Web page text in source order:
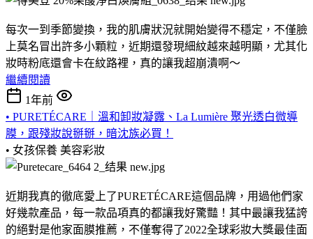
每次一到季節變換，我的肌膚狀況就開始變得不穩定，不僅臉
上莫名冒出許多小顆粒，近期還發現細紋越來越明顯，尤其化
妝時粉底還會卡在紋路裡，真的讓我超崩潰啊～
繼續閱讀
1年前
• PURETÉCARE｜溫和卸妝凝露、La Lumière 聚光透白微導
膜，跟殘妝說掰掰，暗沈族必買！
• 女孩保養 美容彩妝
近期我真的徹底愛上了PURETÉCARE這個品牌，用過他們家
好幾款產品，每一款品項真的都讓我好驚豔！其中最讓我猛誇
的絕對是他家面膜推薦，不僅奪得了2022全球彩妝大獎最佳面